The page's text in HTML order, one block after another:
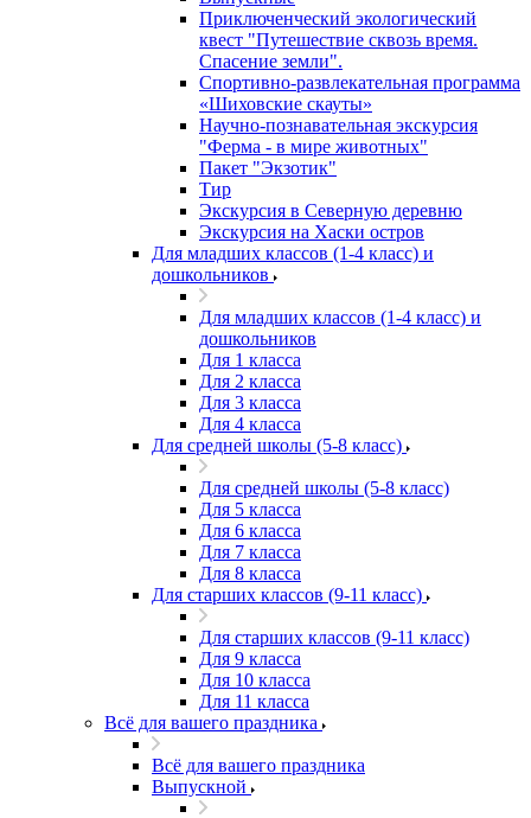
Приключенческий экологический
квест "Путешествие сквозь время.
Спасение земли".
Спортивно-развлекательная программа
«Шиховские скауты»
Научно-познавательная экскурсия
"Ферма - в мире животных"
Пакет "Экзотик"
Тир
Экскурсия в Северную деревню
Экскурсия на Хаски остров
Для младших классов (1-4 класс) и
дошкольников
Для младших классов (1-4 класс) и
дошкольников
Для 1 класса
Для 2 класса
Для 3 класса
Для 4 класса
Для средней школы (5-8 класс)
Для средней школы (5-8 класс)
Для 5 класса
Для 6 класса
Для 7 класса
Для 8 класса
Для старших классов (9-11 класс)
Для старших классов (9-11 класс)
Для 9 класса
Для 10 класса
Для 11 класса
Всё для вашего праздника
Всё для вашего праздника
Выпускной